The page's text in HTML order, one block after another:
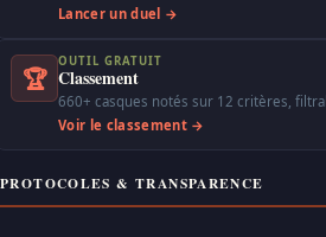
Lancer un duel →
🏆
OUTIL GRATUIT
Classement
660+ casques notés sur 12 critères,
Voir le classement →
PROTOCOLES & TRANSPARENCE